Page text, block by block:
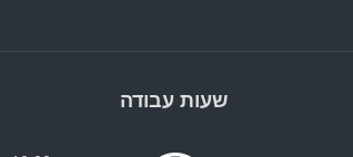
שעות עבודה